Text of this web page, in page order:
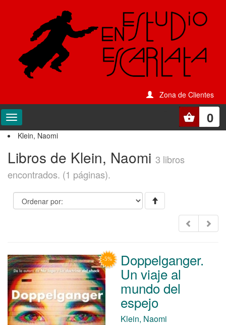
Zona de Clientes
0
Klein, Naomi
Libros de Klein, Naomi 3 libros
encontrados. (1 páginas).
Doppelganger.
Un viaje al
mundo del
espejo
Klein, Naomi